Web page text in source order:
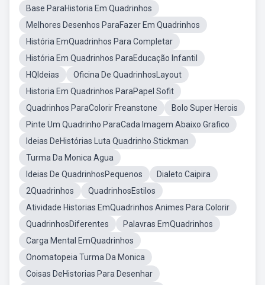
Base ParaHistoria Em Quadrinhos
Melhores Desenhos ParaFazer Em Quadrinhos
História EmQuadrinhos Para Completar
História Em Quadrinhos ParaEducação Infantil
HQIdeias
Oficina De QuadrinhosLayout
Historia Em Quadrinhos ParaPapel Sofit
Quadrinhos ParaColorir Freanstone
Bolo Super Herois
Pinte Um Quadrinho ParaCada Imagem Abaixo Grafico
Ideias DeHistórias Luta Quadrinho Stickman
Turma Da Monica Agua
Ideias De QuadrinhosPequenos
Dialeto Caipira
2Quadrinhos
QuadrinhosEstilos
Atividade Historias EmQuadrinhos Animes Para Colorir
QuadrinhosDiferentes
Palavras EmQuadrinhos
Carga Mental EmQuadrinhos
Onomatopeia Turma Da Monica
Coisas DeHistorias Para Desenhar